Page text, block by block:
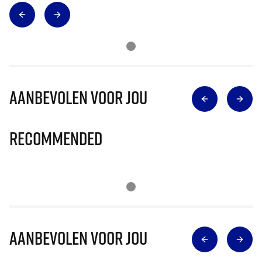
Aanbevolen voor jou
Recommended
Aanbevolen voor jou